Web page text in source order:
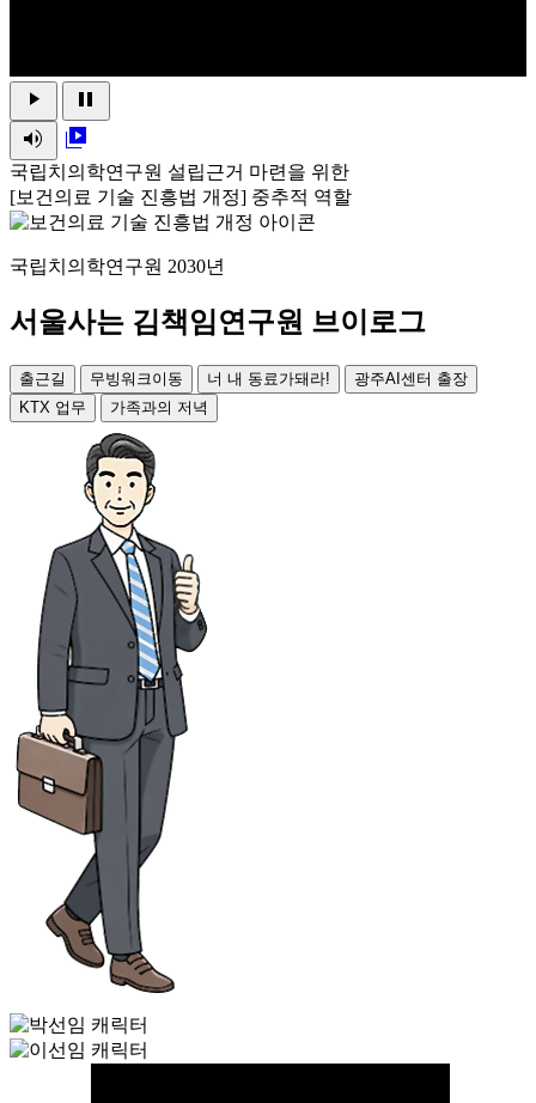
play_arrow
pause
volume_up
video_library
국립치의학연구원 설립근거 마련을 위한
[보건의료 기술 진흥법 개정] 중추적 역할
국립치의학연구원 2030년
서울사는 김책임연구원 브이로그
출근길 무빙워크이동 너 내 동료가돼라!
광주AI센터 출장
KTX 업무
가족과의 저녁